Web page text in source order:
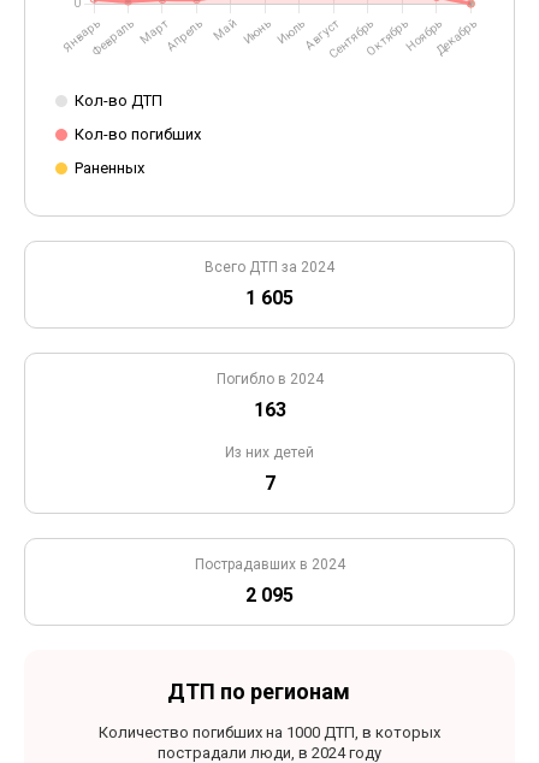
Кол-во ДТП
Кол-во погибших
Раненных
Всего ДТП за 2024
1 605
Погибло в 2024
163
Из них детей
7
Пострадавших в 2024
2 095
ДТП по регионам
Количество погибших на 1000 ДТП, в которых
пострадали люди, в 2024 году